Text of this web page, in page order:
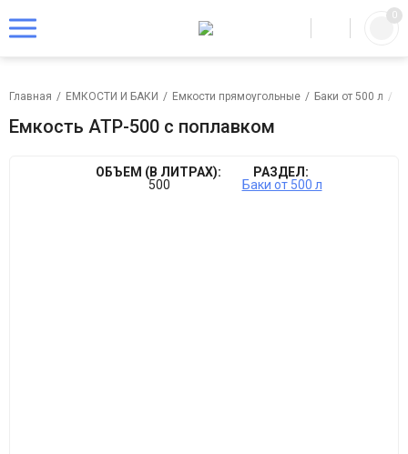
0
Главная / ЕМКОСТИ И БАКИ / Емкости прямоугольные / Баки от 500 л /
Емкость ATP-500 с поплавком
ОБЪЕМ (В ЛИТРАХ):
500
РАЗДЕЛ:
Баки от 500 л